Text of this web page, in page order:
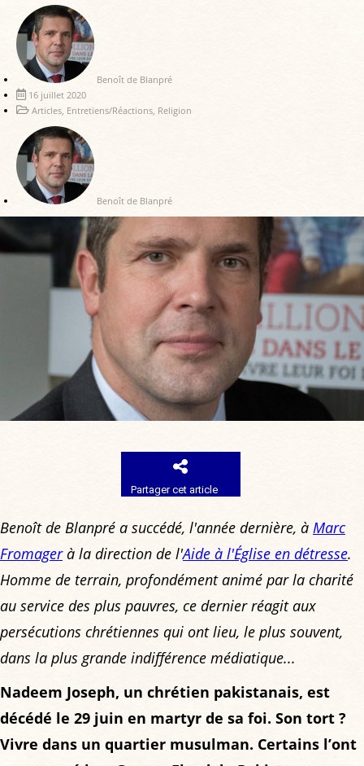
Benoît de Blanpré
16 juillet 2020
Articles Entretiens/Réactions Religion
Benoît de Blanpré
Partager cet article
Benoît de Blanpré a succédé, l'année dernière, à Marc
Fromagerà la direction de l'Aide à l'Église en détresse.
Homme de terrain, profondément animé par la charité
au service des plus pauvres, ce dernier réagit aux
persécutions chrétiennes qui ont lieu, le plus souvent,
dans la plus grande indifférence médiatique...
Nadeem Joseph, un chrétien pakistanais, est
décédé le 29 juin en martyr de sa foi. Son tort ?
Vivre dans un quartier musulman. Certains l’ont